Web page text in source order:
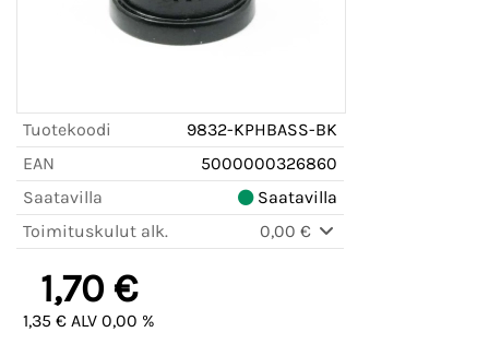
Tuotekoodi
9832-KPHBASS-BK
EAN
5000000326860
Saatavilla
Saatavilla
Toimituskulut alk.
0,00 €
1,70 €
1,35 € ALV 0,00 %